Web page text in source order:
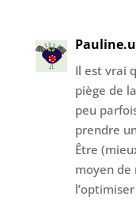
Il est vrai
piège de
peu
prendre
Être
moyen de